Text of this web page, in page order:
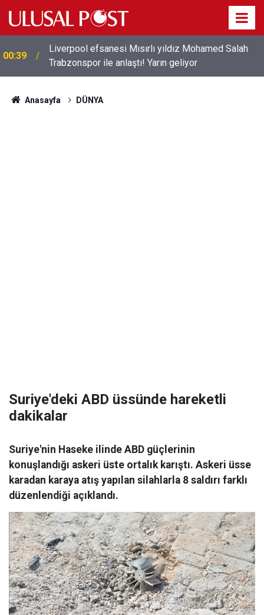
00:39
Liverpool efsanesi Mısırlı yıldız Mohamed Salah
Trabzonspor ile anlaştı! Yarın geliyor
Anasayfa DÜNYA
Suriye'deki ABD üssünde hareketli
dakikalar
Suriye'nin Haseke ilinde ABD güçlerinin
konuşlandığı askeri üste ortalık karıştı. Askeri üsse
karadan karaya atış yapılan silahlarla 8 saldırı farklı
düzenlendiği açıklandı.